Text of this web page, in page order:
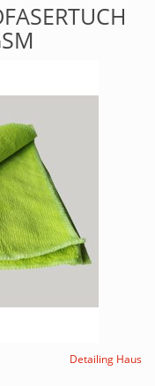
Detailing Haus